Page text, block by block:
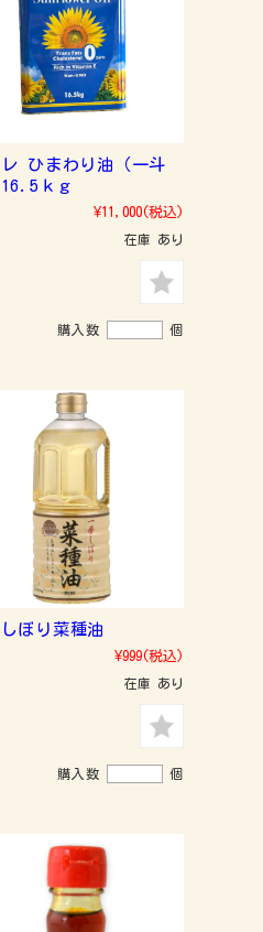
ひまわり油（一斗
ｋｇ
¥11,000(税込)
在庫 あり
購入数 個
ぼり菜種油
¥999(税込)
在庫 あり
購入数 個